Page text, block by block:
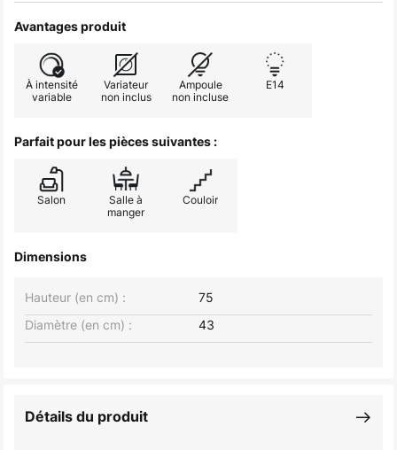
Avantages produit
À intensité
variable
Variateur
non inclus
Ampoule
non incluse
E14
Parfait pour les pièces suivantes :
Salon
Salle à
manger
Couloir
Dimensions
Hauteur (en cm) :
75
Diamètre (en cm) :
43
Détails du produit